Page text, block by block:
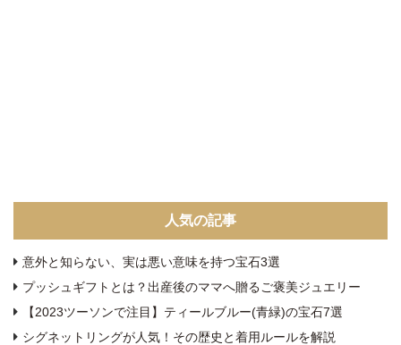
人気の記事
意外と知らない、実は悪い意味を持つ宝石3選
プッシュギフトとは？出産後のママへ贈るご褒美ジュエリー
【2023ツーソンで注目】ティールブルー(青緑)の宝石7選
シグネットリングが人気！その歴史と着用ルールを解説